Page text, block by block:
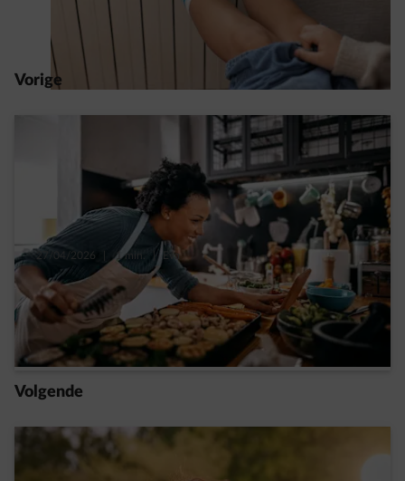
Vorige
27/04/2026 1 min. Eva
Meal prepping: op zondag 2 uur kokkerellen
voor een hele week gemoedsrust
Read more
Volgende